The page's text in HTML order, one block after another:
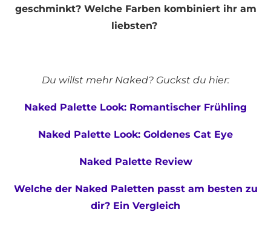
geschminkt? Welche Farben kombiniert ihr am
liebsten?
Du willst mehr Naked? Guckst du hier:
Naked Palette Look: Romantischer Frühling
Naked Palette Look: Goldenes Cat Eye
Naked Palette Review
Welche der Naked Paletten passt am besten zu
dir? Ein Vergleich